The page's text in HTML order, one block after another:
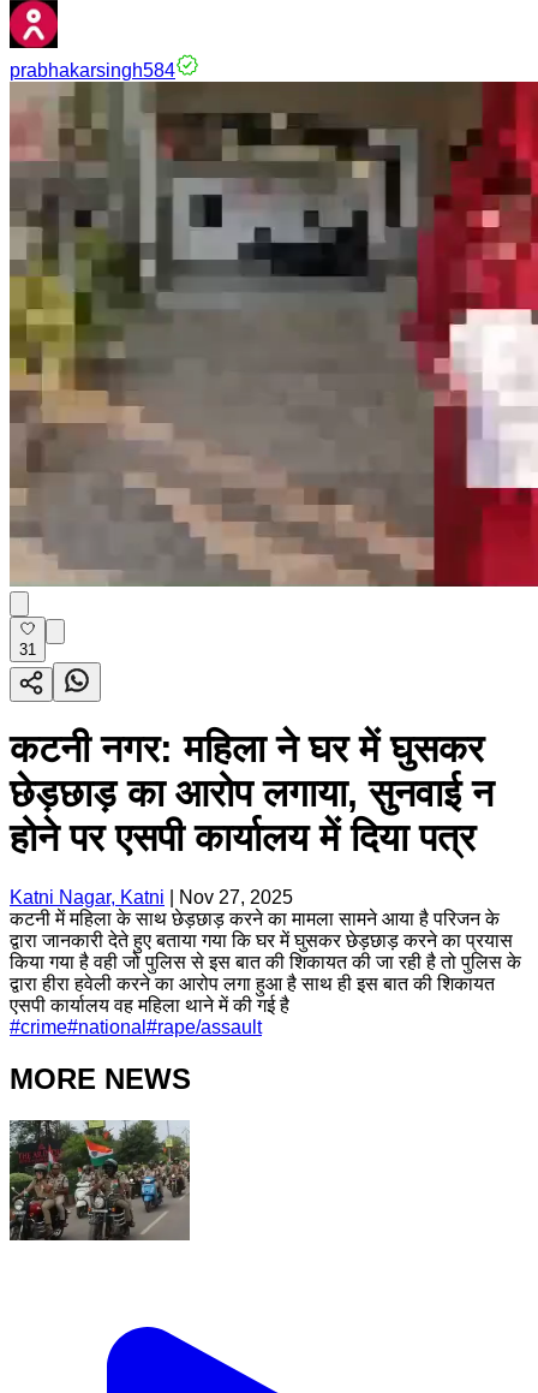
prabhakarsingh584
31
कटनी नगर: महिला ने घर में घुसकर
छेड़छाड़ का आरोप लगाया, सुनवाई न
होने पर एसपी कार्यालय में दिया पत्र
Katni Nagar, Katni
Nov 27, 2025
कटनी में महिला के साथ छेड़छाड़ करने का मामला सामने आया है परिजन के
द्वारा जानकारी देते हुए बताया गया कि घर में घुसकर छेड़छाड़ करने का प्रयास
किया गया है वही जो पुलिस से इस बात की शिकायत की जा रही है तो पुलिस के
द्वारा हीरा हवेली करने का आरोप लगा हुआ है साथ ही इस बात की शिकायत
एसपी कार्यालय वह महिला थाने में की गई है
#crime#national #rape/assault
MORE NEWS